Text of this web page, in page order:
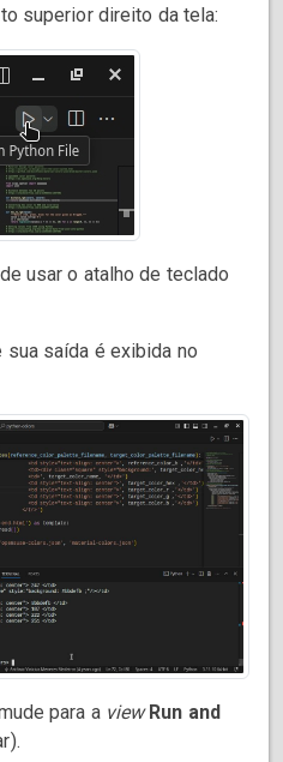
superior direito da tela:
usar o atalho de teclado
sua saída é exibida no
para a view Run and